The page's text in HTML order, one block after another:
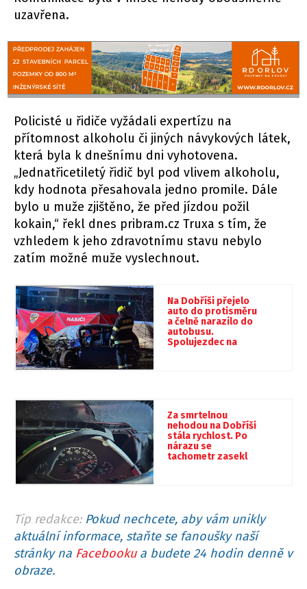
uzavřena.
Policisté u řidiče vyžádali expertízu na
přítomnost alkoholu či jiných návykových látek,
která byla k dnešnímu dni vyhotovena.
„Jednatřicetiletý řidič byl pod vlivem alkoholu,
kdy hodnota přesahovala jedno promile. Dále
bylo u muže zjištěno, že před jízdou požil
kokain,“ řekl dnes pribram.cz Truxa s tím, že
vzhledem k jeho zdravotnímu stavu nebylo
zatím možné muže vyslechnout.
Na Dobříši přejelo
auto do protisměru
a čelně narazilo do
autobusu.
Spolujezdec na
Za smrtelnou
nehodou na Dobříši
stála rychlost. Po
nárazu se
tachometr zasekl
Tip redakce: Pokud nechcete, aby vám unikly
aktuální informace, staňte se fanoušky naší
stránky na Facebookua budete 24 hodin denně v
obraze.